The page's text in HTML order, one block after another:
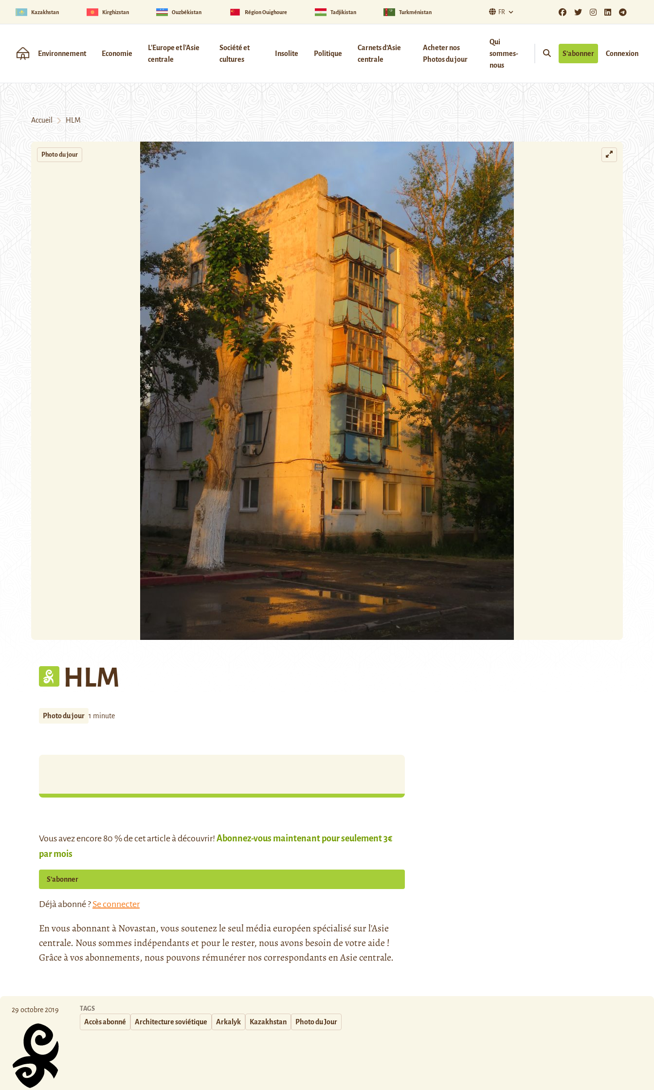
Kazakhstan Kirghizstan Ouzbékistan Région Ouïghoure Tadjikistan Turkménistan FR
Environnement Economie
L'Europe et l'Asie
centrale
Société et
cultures
Insolite Politique
Carnets d’Asie
centrale
Acheter nos
Photos du jour
Qui
sommes-
nous
S’abonner Connexion
Accueil HLM
Photo du jour
HLM
Photo du jour 1 minute
Vous avez encore 80 % de cet article à découvrir! Abonnez-vous maintenant pour seulement 3€
par mois
S’abonner
Déjà abonné ? Se connecter
En vous abonnant à Novastan, vous soutenez le seul média européen spécialisé sur l'Asie
centrale. Nous sommes indépendants et pour le rester, nous avons besoin de votre aide !
Grâce à vos abonnements, nous pouvons rémunérer nos correspondants en Asie centrale.
29 octobre 2019 TAGS
Accès abonné Architecture soviétique Arkalyk Kazakhstan Photo du Jour